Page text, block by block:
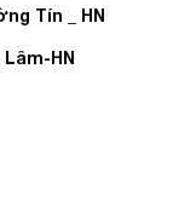
khoa học,
lực bền bỉ, linh
cách thuận tiện,
Tín _ HN
Lâm-HN